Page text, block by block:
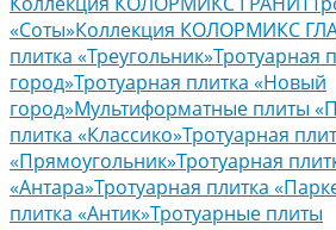
«Соты»Коллекция КОЛОРМИКС
плитка «Треугольник»Тротуарная
город»Тротуарная плитка «Новый
город»Мультиформатные плиты
плитка «Классико»Тротуарная
«Прямоугольник»Тротуарная
«Антара»Тротуарная плитка
плитка «Антик»Тротуарные плиты